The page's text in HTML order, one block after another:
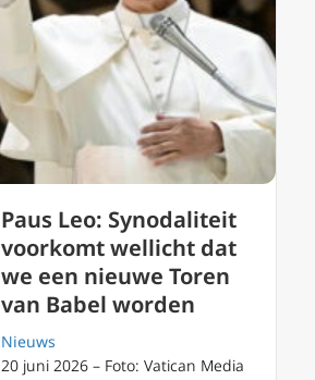
Paus Leo: Synodaliteit
voorkomt wellicht dat
we een nieuwe Toren
van Babel worden
Nieuws
20 juni 2026 – Foto: Vatican Media